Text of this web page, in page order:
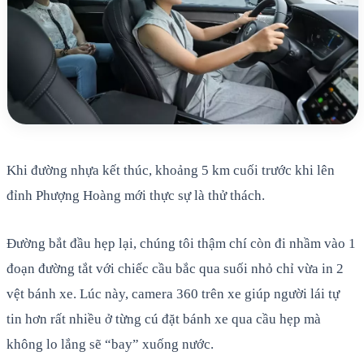
Khi đường nhựa kết thúc, khoảng 5 km cuối trước khi lên
đỉnh Phượng Hoàng mới thực sự là thử thách.
Đường bắt đầu hẹp lại, chúng tôi thậm chí còn đi nhầm vào 1
đoạn đường tắt với chiếc cầu bắc qua suối nhỏ chỉ vừa in 2
vệt bánh xe. Lúc này, camera 360 trên xe giúp người lái tự
tin hơn rất nhiều ở từng cú đặt bánh xe qua cầu hẹp mà
không lo lắng sẽ “bay” xuống nước.